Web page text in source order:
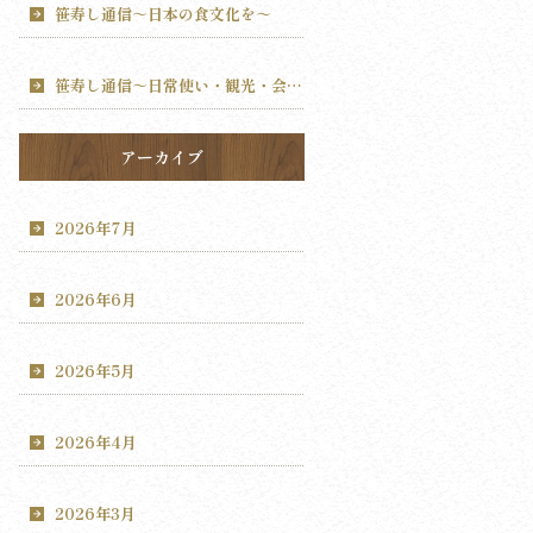
笹寿し通信～日本の食文化を～
笹寿し通信～日常使い・観光・会食～
アーカイブ
2026年7月
2026年6月
2026年5月
2026年4月
2026年3月